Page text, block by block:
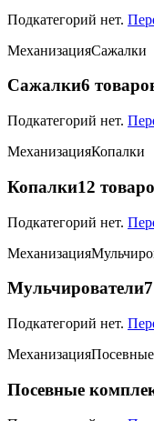
Подкатегорий нет.
МеханизацияСажалки
Сажалки6
Подкатегорий нет.
МеханизацияКопалки
Копалки12
Подкатегорий нет.
Механизация
Мульчирователи
Подкатегорий нет.
Механизация
Посевные